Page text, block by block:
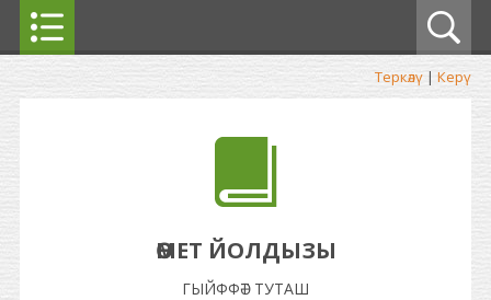
Теркәлү | Керү
ӨМЕТ ЙОЛДЫЗЫ
ГЫЙФФӘТ ТУТАШ